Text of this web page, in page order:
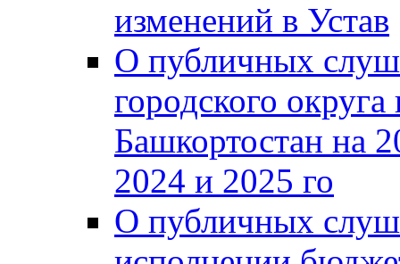
изменений в Устав
О публичных
городского
Башкортостан на
2024 и 2025 го
О публичных